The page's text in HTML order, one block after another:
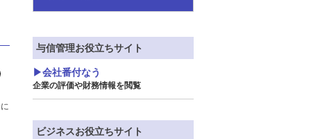
2024年
2023年
与信管理お役立ちサイト
会社番付なう
企業の評価や財務情報を閲覧
ビジネスお役立ちサイト